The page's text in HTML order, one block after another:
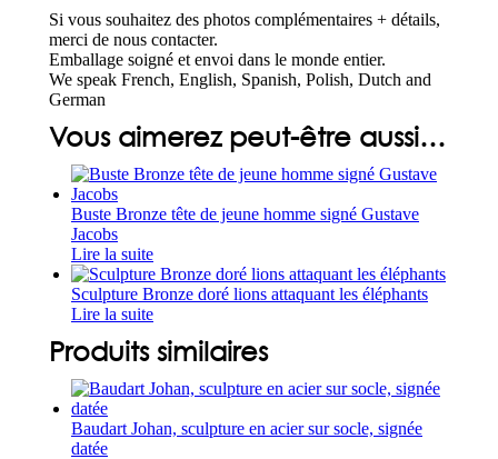
Si vous souhaitez des photos complémentaires + détails,
merci de nous contacter.
Emballage soigné et envoi dans le monde entier.
We speak French, English, Spanish, Polish, Dutch and
German
Vous aimerez peut-être aussi…
Buste Bronze tête de jeune homme signé Gustave
Jacobs
Lire la suite
Sculpture Bronze doré lions attaquant les éléphants
Lire la suite
Produits similaires
Baudart Johan, sculpture en acier sur socle, signée
datée